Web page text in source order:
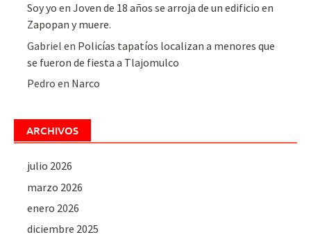
Soy yo enJoven de 18 años se arroja de un edificio en
Zapopan y muere.
Gabriel en Policías tapatíos localizan a menores que
se fueron de fiesta a Tlajomulco
Pedro en Narco
ARCHIVOS
julio 2026
marzo 2026
enero 2026
diciembre 2025